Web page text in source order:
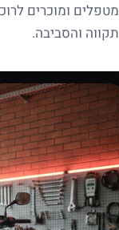
מטפלים ומוכרים
תקווה והסביבה.